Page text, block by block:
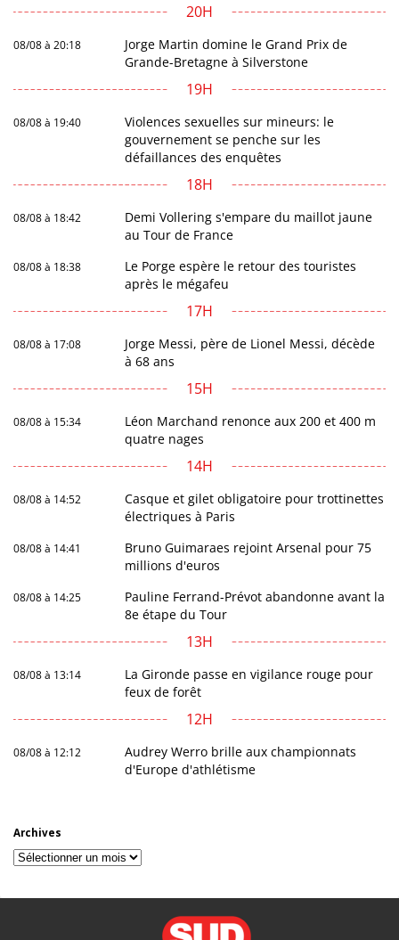
20H
08/08 à 20:18
Jorge Martin domine le Grand Prix de
Grande-Bretagne à Silverstone
19H
08/08 à 19:40
Violences sexuelles sur mineurs: le
gouvernement se penche sur les
défaillances des enquêtes
18H
08/08 à 18:42
Demi Vollering s'empare du maillot jaune
au Tour de France
08/08 à 18:38
Le Porge espère le retour des touristes
après le mégafeu
17H
08/08 à 17:08
Jorge Messi, père de Lionel Messi, décède
à 68 ans
15H
08/08 à 15:34
Léon Marchand renonce aux 200 et 400 m
quatre nages
14H
08/08 à 14:52
Casque et gilet obligatoire pour trottinettes
électriques à Paris
08/08 à 14:41
Bruno Guimaraes rejoint Arsenal pour 75
millions d'euros
08/08 à 14:25
Pauline Ferrand-Prévot abandonne avant la
8e étape du Tour
13H
08/08 à 13:14
La Gironde passe en vigilance rouge pour
feux de forêt
12H
08/08 à 12:12
Audrey Werro brille aux championnats
d'Europe d'athlétisme
Archives
Archives